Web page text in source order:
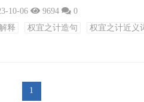
计穷力尽、计上心头、计较之人、计
宜之计，岂非长策？”造句：1.面对
10-06 9694
0
释
权宜之计造句 权宜之计近义
1